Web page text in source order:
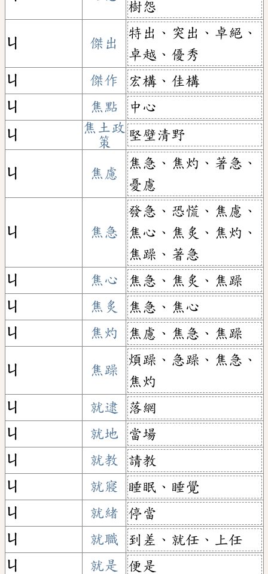
樹怨
ㄐ 傑出
特出、突出、卓絕、
卓越、優秀
ㄐ
傑作
宏構、佳構
ㄐ
焦點
中心
ㄐ
焦土政
策
堅壁清野
ㄐ 焦慮
焦急、焦灼、著急、
憂慮
ㄐ 焦急
發急、恐慌、焦慮、
焦心、焦炙、焦灼、
焦躁、著急
ㄐ
焦心
焦急、焦炙、焦躁
ㄐ
焦炙
焦急、焦心
ㄐ
焦灼 焦慮、焦急、焦躁
ㄐ 焦躁
煩躁、急躁、焦急、
焦灼
ㄐ
就逮
落網
ㄐ
就地
當場
ㄐ
就教
請教
ㄐ
就寢
睡眠、睡覺
ㄐ
就緒
停當
ㄐ
就職
到差、就任、上任
ㄐ
就是
便是